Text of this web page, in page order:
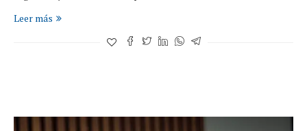
Leer más